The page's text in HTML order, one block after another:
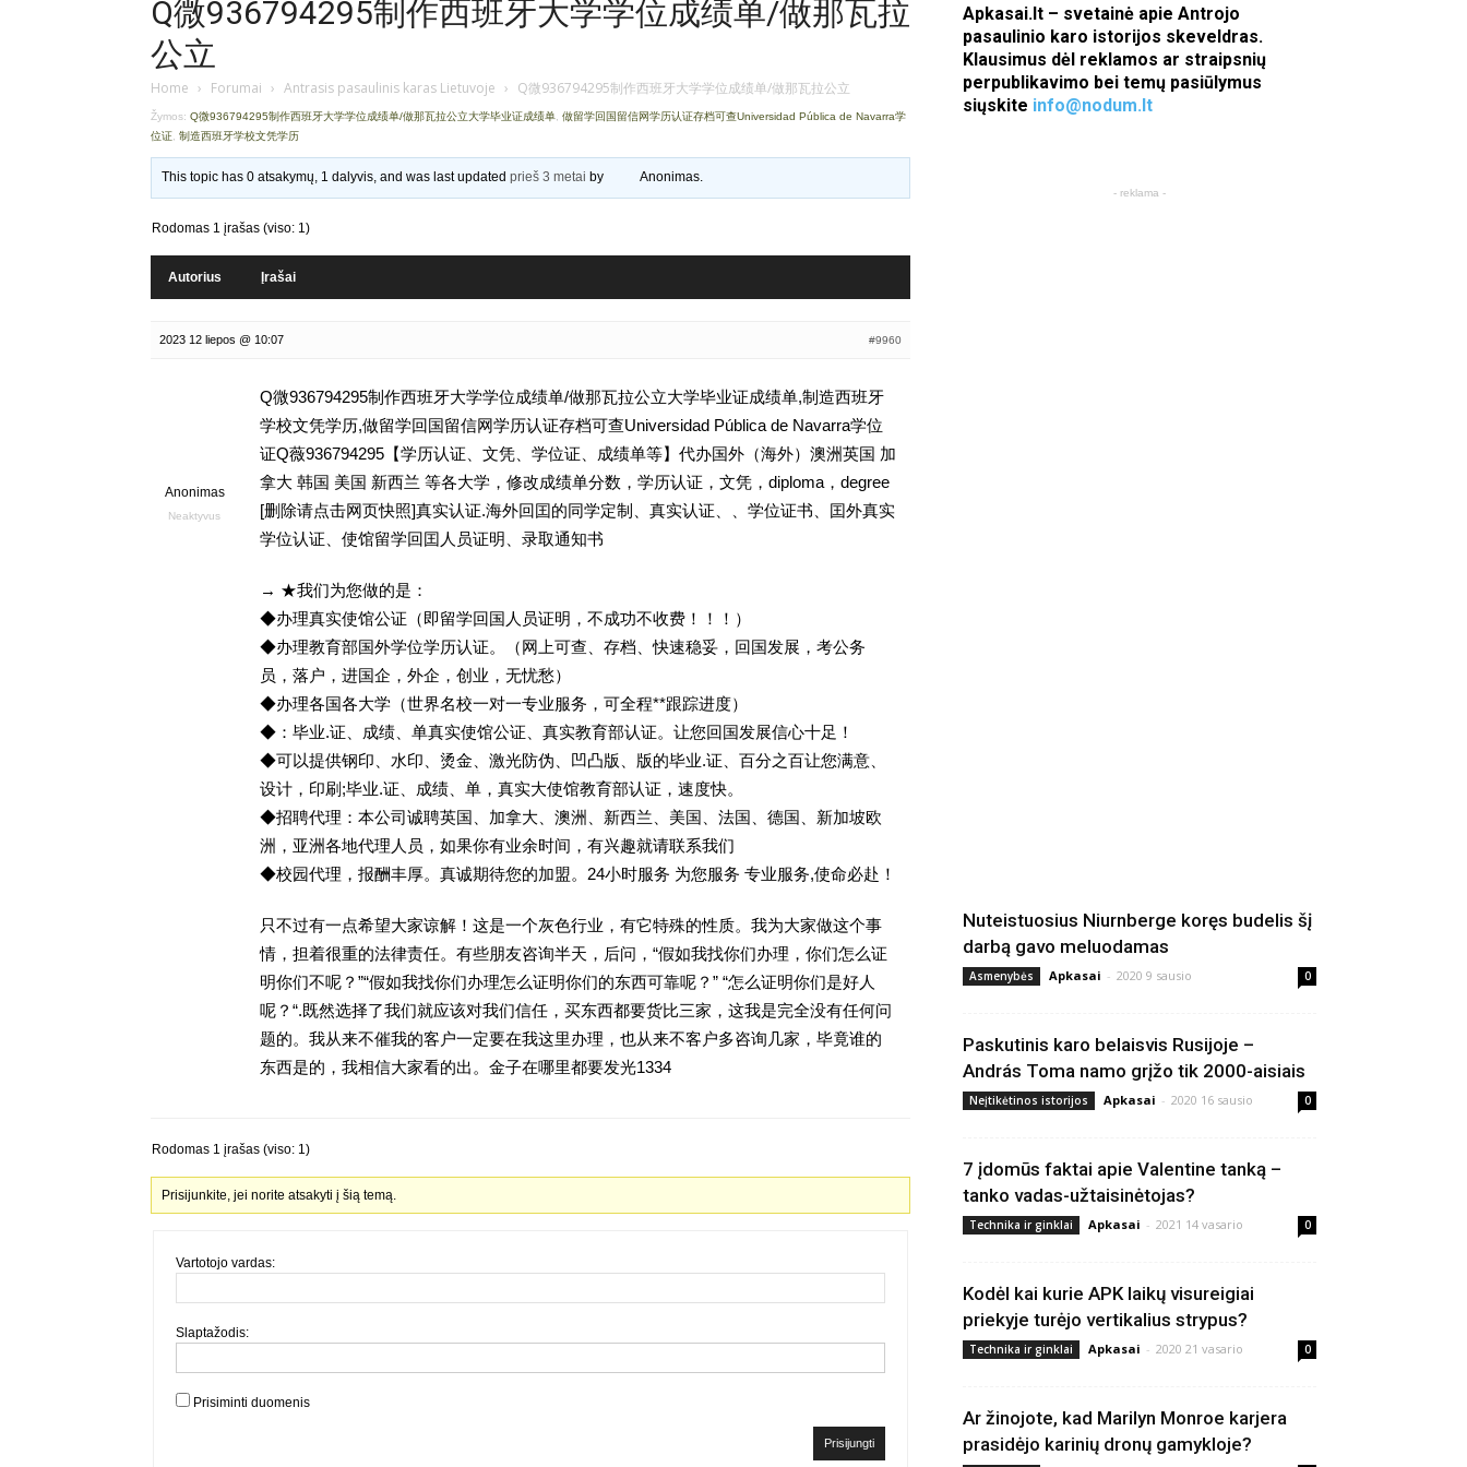
Q微936794295制作西班牙大学学位成绩单/做那瓦拉
公立
Home › Forumai › Antrasis pasaulinis karas Lietuvoje › Q微936794295制作西班牙大学学位成绩单/做那瓦拉公立
Žymos: Q微936794295制作西班牙大学学位成绩单/做那瓦拉公立大学毕业证成绩单 做留学回国留信网学历认证存档可查Universidad Pública de Navarra学
位证 制造西班牙学校文凭学历
This topic has 0 atsakymų, 1 dalyvis, and was last updatedprieš 3 metai by Anonimas.
Rodomas 1 įrašas (viso: 1)
Autorius Įrašai
2023 12 liepos @ 10:07 #9960
Anonimas
Neaktyvus
Q微936794295制作西班牙大学学位成绩单/做那瓦拉公立大学毕业证成绩单,制造西班牙
学校文凭学历,做留学回国留信网学历认证存档可查Universidad Pública de Navarra学位
证Q薇936794295【学历认证、文凭、学位证、成绩单等】代办国外（海外）澳洲英国 加
拿大 韩国 美国 新西兰 等各大学，修改成绩单分数，学历认证，文凭，diploma，degree
[删除请点击网页快照]真实认证.海外回囯的同学定制、真实认证、、学位证书、囯外真实
学位认证、使馆留学回囯人员证明、录取通知书
→ ★我们为您做的是：
◆办理真实使馆公证（即留学回国人员证明，不成功不收费！！！）
◆办理教育部国外学位学历认证。（网上可查、存档、快速稳妥，回国发展，考公务
员，落户，进国企，外企，创业，无忧愁）
◆办理各国各大学（世界名校一对一专业服务，可全程**跟踪进度）
◆：毕业.证、成绩、单真实使馆公证、真实教育部认证。让您回国发展信心十足！
◆可以提供钢印、水印、烫金、激光防伪、凹凸版、版的毕业.证、百分之百让您满意、
设计，印刷;毕业.证、成绩、单，真实大使馆教育部认证，速度快。
◆招聘代理：本公司诚聘英国、加拿大、澳洲、新西兰、美国、法国、德国、新加坡欧
洲，亚洲各地代理人员，如果你有业余时间，有兴趣就请联系我们
◆校园代理，报酬丰厚。真诚期待您的加盟。24小时服务 为您服务 专业服务,使命必赴！
只不过有一点希望大家谅解！这是一个灰色行业，有它特殊的性质。我为大家做这个事
情，担着很重的法律责任。有些朋友咨询半天，后问，“假如我找你们办理，你们怎么证
明你们不呢？”“假如我找你们办理怎么证明你们的东西可靠呢？” “怎么证明你们是好人
呢？“.既然选择了我们就应该对我们信任，买东西都要货比三家，这我是完全没有任何问
题的。我从来不催我的客户一定要在我这里办理，也从来不客户多咨询几家，毕竟谁的
东西是的，我相信大家看的出。金子在哪里都要发光1334
Rodomas 1 įrašas (viso: 1)
Prisijunkite, jei norite atsakyti į šią temą.
Vartotojo vardas:
Slaptažodis:
Prisiminti duomenis
Prisijungti
Apkasai.lt – svetainė apie Antrojo
pasaulinio karo istorijos skeveldras.
Klausimus dėl reklamos ar straipsnių
perpublikavimo bei temų pasiūlymus
siųskite info@nodum.lt
- reklama -
Nuteistuosius Niurnberge koręs budelis šį
darbą gavo meluodamas
Asmenybės Apkasai - 2020 9 sausio 0
Paskutinis karo belaisvis Rusijoje –
András Toma namo grįžo tik 2000-aisiais
Neįtikėtinos istorijos Apkasai - 2020 16 sausio 0
7 įdomūs faktai apie Valentine tanką –
tanko vadas-užtaisinėtojas?
Technika ir ginklai Apkasai - 2021 14 vasario 0
Kodėl kai kurie APK laikų visureigiai
priekyje turėjo vertikalius strypus?
Technika ir ginklai Apkasai - 2020 21 vasario 0
Ar žinojote, kad Marilyn Monroe karjera
prasidėjo karinių dronų gamykloje?